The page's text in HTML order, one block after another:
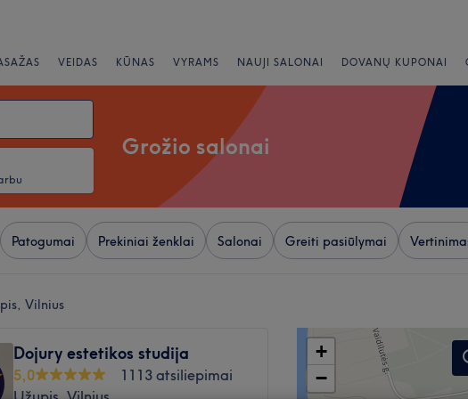
VEIDAS KŪNAS VYRAMS NAUJI SALONAI DOVANŲ KUPONAI
Grožio salonai
Patogumai Prekiniai ženklai Salonai Greiti pasiūlymai
Vilnius
Dojury estetikos studija
5,0
1113 atsiliepimai
+
−